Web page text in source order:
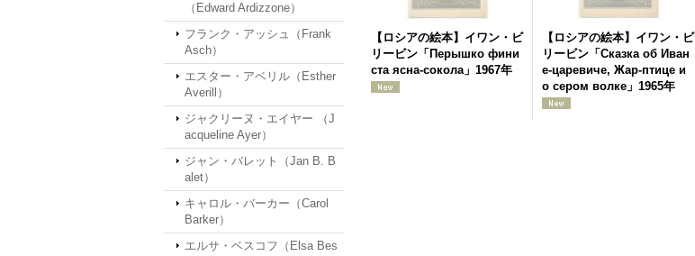
（Edward Ardizzone）
フランク・アッシュ（Frank
Asch）
エスター・アベリル（Esther
Averill）
ジャクリーヌ・エイヤー （J
acqueline Ayer）
ジャン・バレット（Jan B. B
alet）
キャロル・バーカー（Carol
Barker）
エルサ・ベスコフ（Elsa Bes
【ロシアの絵本】イワン・ビ
リービン「Перышко фини
ста ясна-сокола」1967年
【ロシアの絵本】イワン・ビ
リービン「Сказка об Иван
е-царевиче, Жар-птице и
о сером волке」1965年